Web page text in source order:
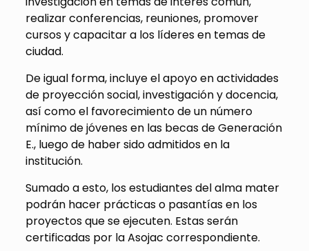
realizar conferencias, reuniones, promover
cursos y capacitar a los líderes en temas de
ciudad.
De igual forma, incluye el apoyo en actividades
de proyección social, investigación y docencia,
así como el favorecimiento de un número
mínimo de jóvenes en las becas de Generación
E., luego de haber sido admitidos en la
institución.
Sumado a esto, los estudiantes del alma mater
podrán hacer prácticas o pasantías en los
proyectos que se ejecuten. Estas serán
certificadas por la Asojac correspondiente.